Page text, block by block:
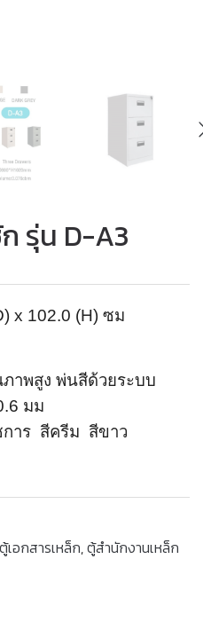
รุ่น D-A3
x 102.0 (H) ซม
าพสูง พ่นสีด้วยระบบ
มม
การ สีครีม สีขาว
ตู้เอกสารเหล็ก,ตู้สำนักงานเหล็ก